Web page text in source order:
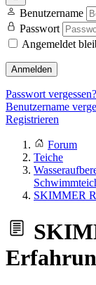
Benutzername
Passwort
Angemeldet
Anmelden
Passwort vergessen?
Benutzername
Registrieren
Forum
Teiche
SKIMMER